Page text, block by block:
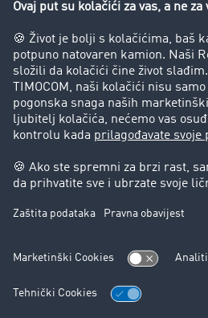
Success Stories
Korisnici preporučuju korisnike
Blog
Zabrane vožnje za kamione
Pravni
Impresum